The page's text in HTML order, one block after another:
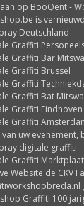
op BooQent -
is
Deutschland
Graffiti
Graffiti Bar Mitswa
Graffiti Brussel
Graffiti
Graffiti Bat Mitswa
Graffiti Eindhoven
Graffiti
beurs, feest of congres een echte
digitale graffiti
Graffiti
Website de CKV
Graffiti 100 jarig